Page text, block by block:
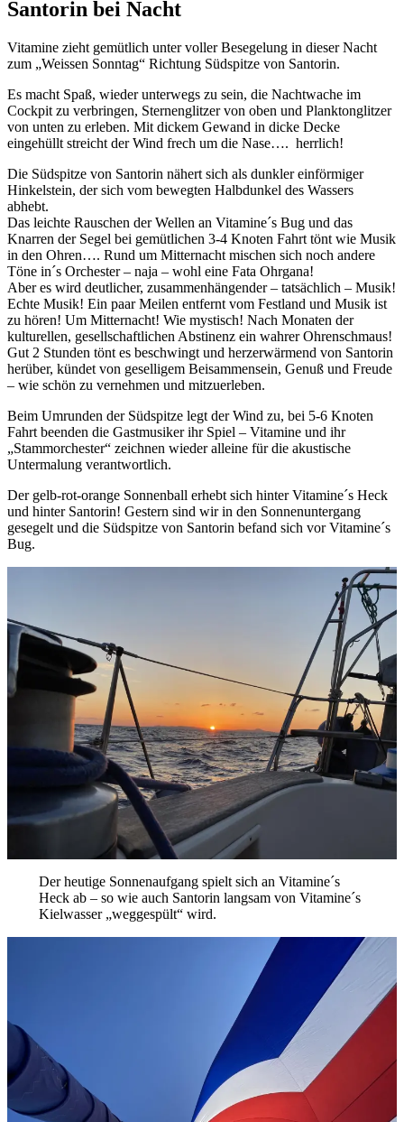
Santorin bei Nacht
Vitamine zieht gemütlich unter voller Besegelung in dieser Nacht
zum „Weissen Sonntag“ Richtung Südspitze von Santorin.
Es macht Spaß, wieder unterwegs zu sein, die Nachtwache im
Cockpit zu verbringen, Sternenglitzer von oben und Planktonglitzer
von unten zu erleben. Mit dickem Gewand in dicke Decke
eingehüllt streicht der Wind frech um die Nase…. herrlich!
Die Südspitze von Santorin nähert sich als dunkler einförmiger
Hinkelstein, der sich vom bewegten Halbdunkel des Wassers
abhebt.
Das leichte Rauschen der Wellen an Vitamine´s Bug und das
Knarren der Segel bei gemütlichen 3-4 Knoten Fahrt tönt wie Musik
in den Ohren…. Rund um Mitternacht mischen sich noch andere
Töne in´s Orchester – naja – wohl eine Fata Ohrgana!
Aber es wird deutlicher, zusammenhängender – tatsächlich – Musik!
Echte Musik! Ein paar Meilen entfernt vom Festland und Musik ist
zu hören! Um Mitternacht! Wie mystisch! Nach Monaten der
kulturellen, gesellschaftlichen Abstinenz ein wahrer Ohrenschmaus!
Gut 2 Stunden tönt es beschwingt und herzerwärmend von Santorin
herüber, kündet von geselligem Beisammensein, Genuß und Freude
– wie schön zu vernehmen und mitzuerleben.
Beim Umrunden der Südspitze legt der Wind zu, bei 5-6 Knoten
Fahrt beenden die Gastmusiker ihr Spiel – Vitamine und ihr
„Stammorchester“ zeichnen wieder alleine für die akustische
Untermalung verantwortlich.
Der gelb-rot-orange Sonnenball erhebt sich hinter Vitamine´s Heck
und hinter Santorin! Gestern sind wir in den Sonnenuntergang
gesegelt und die Südspitze von Santorin befand sich vor Vitamine´s
Bug.
Der heutige Sonnenaufgang spielt sich an Vitamine´s
Heck ab – so wie auch Santorin langsam von Vitamine´s
Kielwasser „weggespült“ wird.